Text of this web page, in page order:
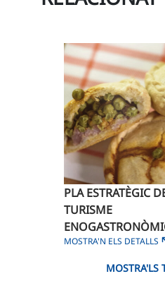
PLA ESTRATÈGIC
TURISME
ILLES BALEARS
MOSTRA'N ELS DETALLS
MOSTRA'LS